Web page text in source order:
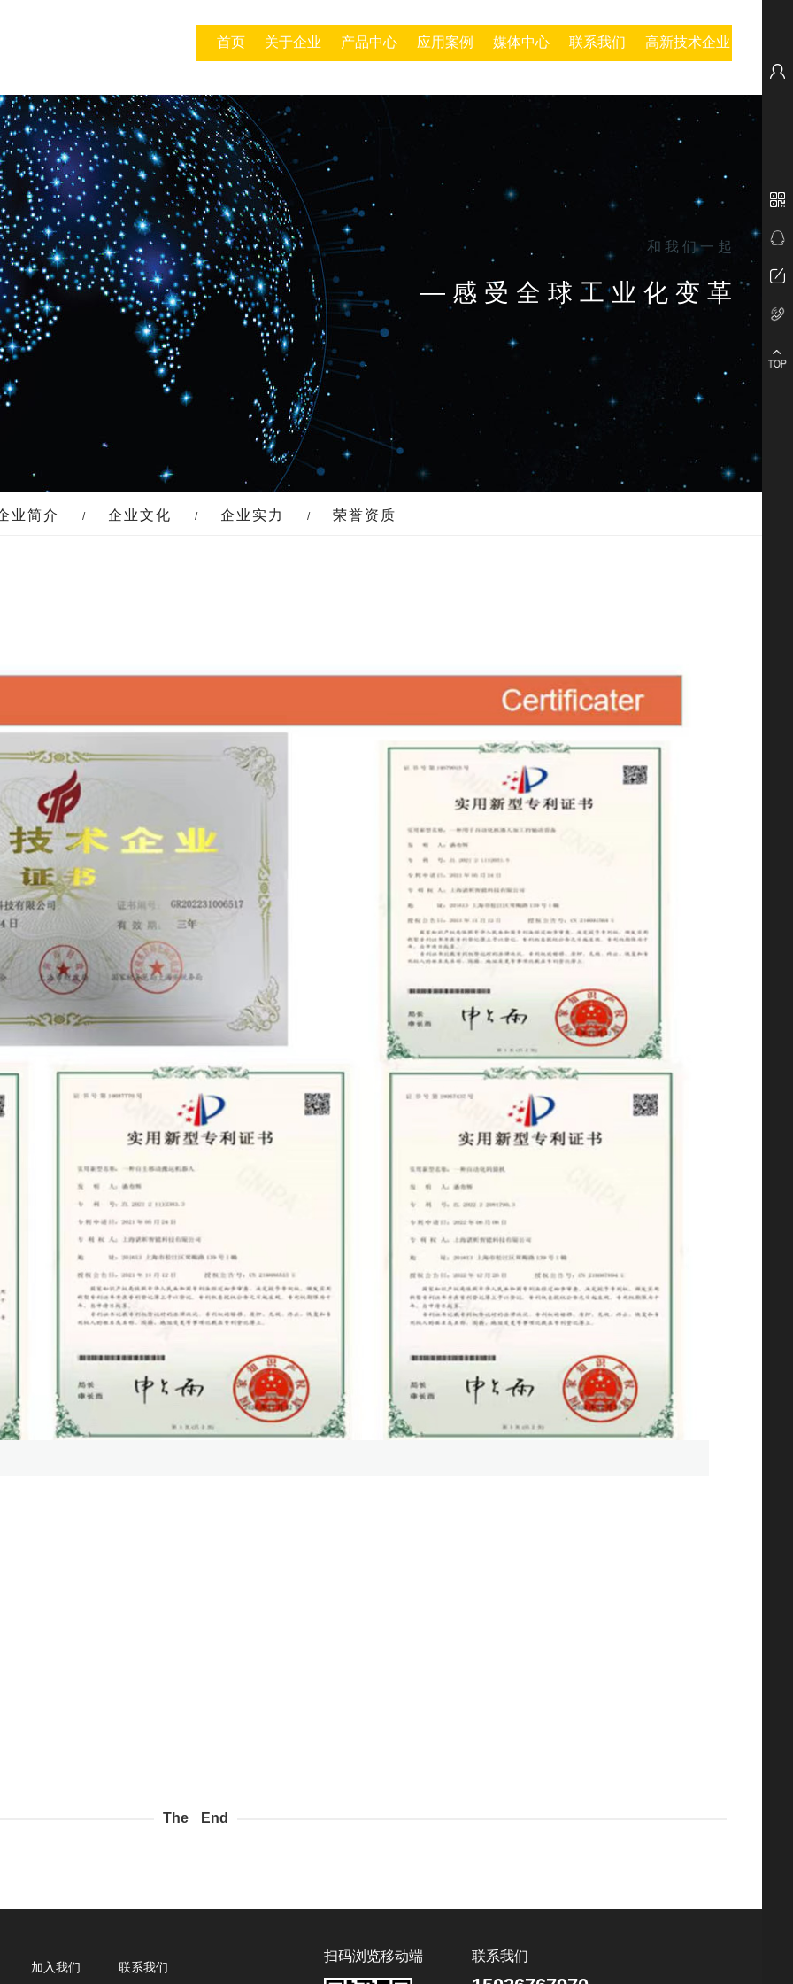
首页 关于企业 产品中心 应用案例 媒体中心 联系我们 高新技术企业
和 我 们 一 起
— 感 受 全 球 工 业 化 变 革
业简介 / 企业文化 / 企业实力 / 荣誉资质
The End
加入我们 联系我们
扫码浏览移动端 联系我们